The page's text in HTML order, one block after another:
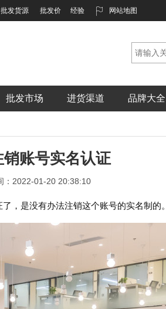
批发货源 批发价 经验 网站地图
批发市场 进货渠道 品牌大全
账号实名认证
：2022-01-20 20:38:10
，是没有办法注销这个账号的实名制的。